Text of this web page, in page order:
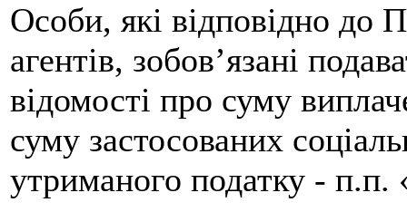
Особи, які відповідно до
агентів, зобов’язані
відомості про суму
суму застосованих
утриманого податку -